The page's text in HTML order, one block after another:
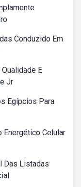
Conduzido Em
E
Jr
Egípcios Para
Energético Celular
Das Listadas